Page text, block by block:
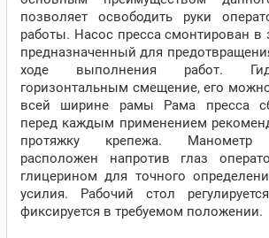
позволяет освободить руки
работы. Насос пресса смонтирован
предназначенный для
ходе выполнения работ.
горизонтальным смещение, его
всей ширине рамы Рама пресса
перед каждым применением
протяжку крепежа. Манометр
расположен напротив глаз
глицерином для точного
усилия. Рабочий стол
фиксируется в требуемом положении.